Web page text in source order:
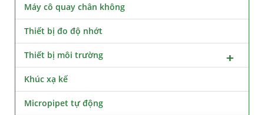
Máy cô quay chân không
Thiết bị đo độ nhớt
Thiết bị môi trường
Khúc xạ kế
Micropipet tự động